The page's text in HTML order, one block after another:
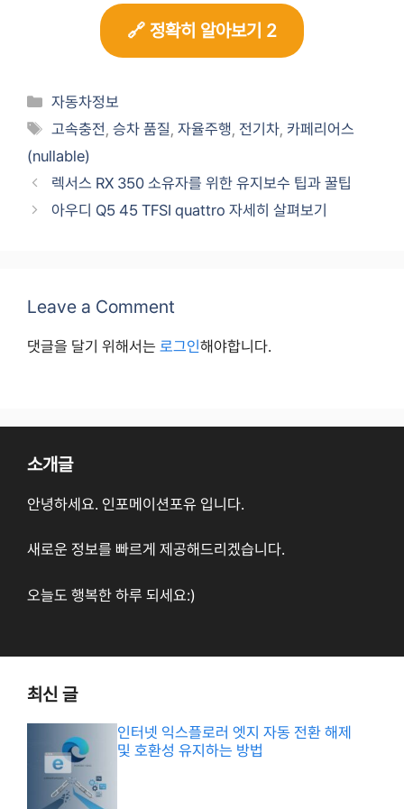
🔗 정확히 알아보기 2
Categories
자동차정보
Tags
고속충전,승차 품질,자율주행,전기차, 카페리어스
(nullable)
렉서스 RX 350 소유자를 위한 유지보수 팁과 꿀팁
아우디 Q5 45 TFSI quattro 자세히 살펴보기
Leave a Comment
댓글을 달기 위해서는 로그인해야합니다.
소개글
안녕하세요. 인포메이션포유 입니다.
새로운 정보를 빠르게 제공해드리겠습니다.
오늘도 행복한 하루 되세요:)
최신 글
인터넷 익스플로러 엣지 자동 전환 해제
및 호환성 유지하는 방법